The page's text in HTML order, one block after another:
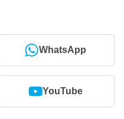
WhatsApp
YouTube